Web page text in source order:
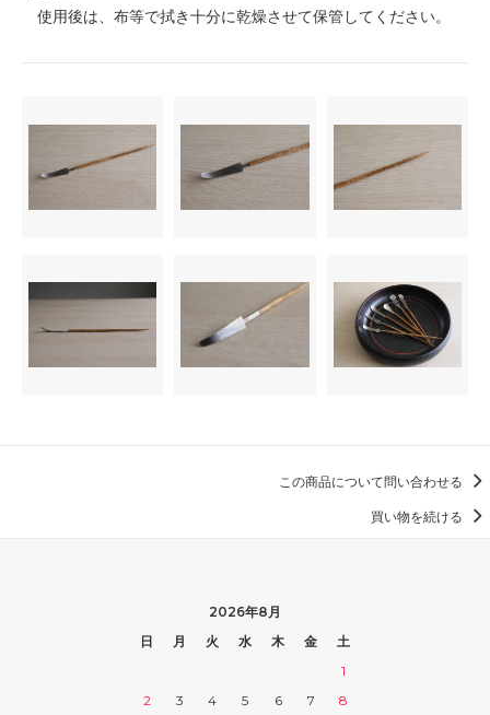
使用後は、布等で拭き十分に乾燥させて保管してください。
この商品について問い合わせる
買い物を続ける
2026年8月
日
月 火 水 木 金
土
1
2
3 4 5 6 7
8